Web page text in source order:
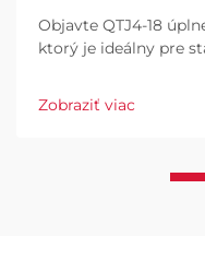
Objavte QTJ4-18
ktorý je ideálny pre
ponuku už dnes.
Zobraziť viac